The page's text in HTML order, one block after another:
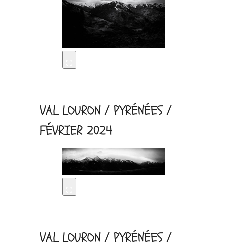
VAL LOURON / PYRÉNÉES /
FÉVRIER 2024
VAL LOURON / PYRÉNÉES /